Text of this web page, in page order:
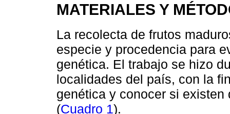
MATERIALES Y
La recolecta de frutos
especie y procedencia para
genética. El trabajo se hizo
localidades del país, con la
genética y conocer si
(Cuadro 1).